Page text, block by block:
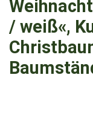
/ weiß«,